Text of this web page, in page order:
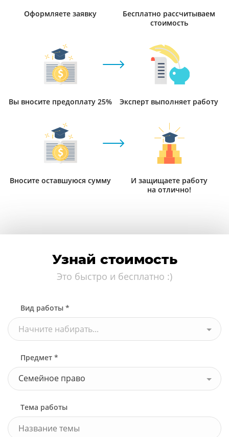
Оформляете заявку
Бесплатно рассчитываем
стоимость
Вы вносите предоплату 25% Эксперт выполняет работу
Вносите оставшуюся сумму
И защищаете работу
на отлично!
Узнай стоимость
Это быстро и бесплатно :)
Вид работы *
Начните набирать...
Предмет *
Семейное право
Тема работы